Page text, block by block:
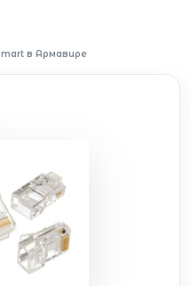
в Армавире